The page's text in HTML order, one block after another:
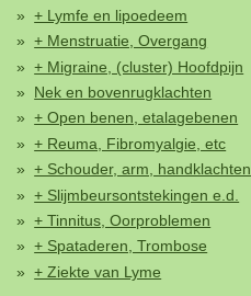
+ Lymfe en lipoedeem
+ Menstruatie, Overgang
+ Migraine, (cluster) Hoofdpijn
Nek en bovenrugklachten
+ Open benen, etalagebenen
+ Reuma, Fibromyalgie, etc
+ Schouder, arm, handklachten
+ Slijmbeursontstekingen e.d.
+ Tinnitus, Oorproblemen
+ Spataderen, Trombose
+ Ziekte van Lyme